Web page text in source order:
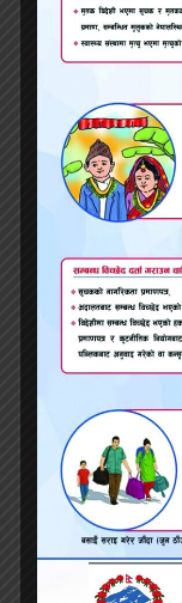
गर्नुपर्छ ।
जेरियाट्रिक
जेरियाट्रिक
गरिए अनुसार
जेरियाट्रिक
वा एमडीजीपी
एक जना
जनरल
नर्सिङ
छ ।
५० देखि
जेरियाट्रिक
नर्सिङ विषयमा